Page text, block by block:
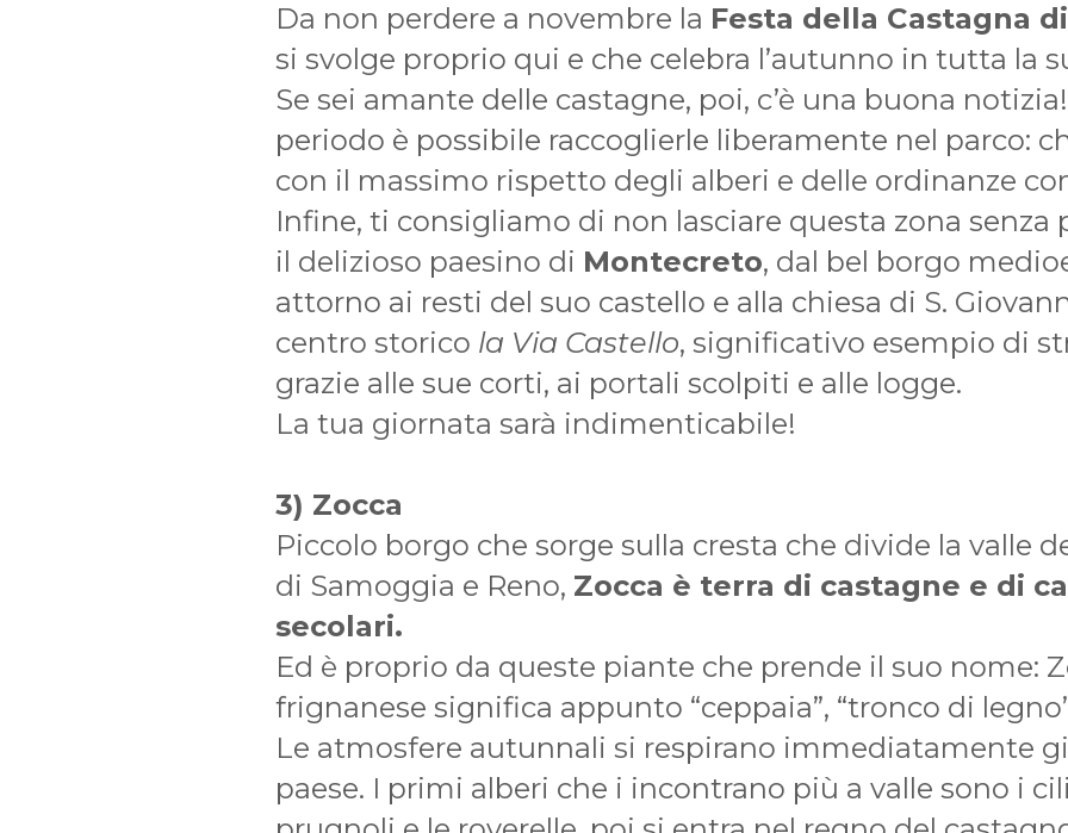
Da non perdere a novembre la Festa della Castagna
si svolge proprio qui e che celebra l’autunno in tutta la
Se sei amante delle castagne, poi, c’è una buona
periodo è possibile raccoglierle liberamente nel parco:
con il massimo rispetto degli alberi e delle ordinanze
Infine, ti consigliamo di non lasciare questa zona senza
il delizioso paesino di Montecreto, dal bel borgo
attorno ai resti del suo castello e alla chiesa di S.
centro storico la Via Castello, significativo esempio di
grazie alle sue corti, ai portali scolpiti e alle logge.
La tua giornata sarà indimenticabile!
3) Zocca
Piccolo borgo che sorge sulla cresta che divide la valle
di Samoggia e Reno, Zocca è terra di castagne e di
secolari.
Ed è proprio da queste piante che prende il suo nome:
frignanese significa appunto “ceppaia”, “tronco di
Le atmosfere autunnali si respirano immediatamente
paese. I primi alberi che i incontrano più a valle sono i